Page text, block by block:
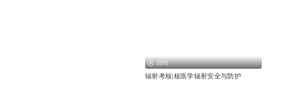
1891
辐射考核|核医学辐射安全与防护